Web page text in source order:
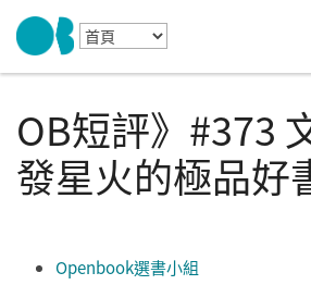
Skip to navigation
移至主內容
OB短評》#373
發星火的極品好
Openbook選書小組